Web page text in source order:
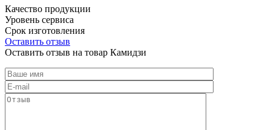
Качество продукции
Уровень сервиса
Срок изготовления
Оставить отзыв
Оставить отзыв на товар Камидзи